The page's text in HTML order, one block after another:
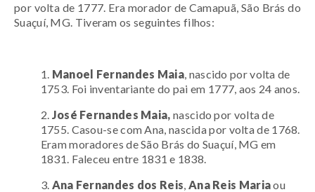
por volta de 1777. Era morador de Camapuã, São Brás do
Suaçuí, MG. Tiveram os seguintes filhos:
1. Manoel Fernandes Maia, nascido por volta de
1753. Foi inventariante do pai em 1777, aos 24 anos.
2. José Fernandes Maia, nascido por volta de
1755. Casou-se com Ana, nascida por volta de 1768.
Eram moradores de São Brás do Suaçuí, MG em
1831. Faleceu entre 1831 e 1838.
3. Ana Fernandes dos Reis, Ana Reis Mariaou